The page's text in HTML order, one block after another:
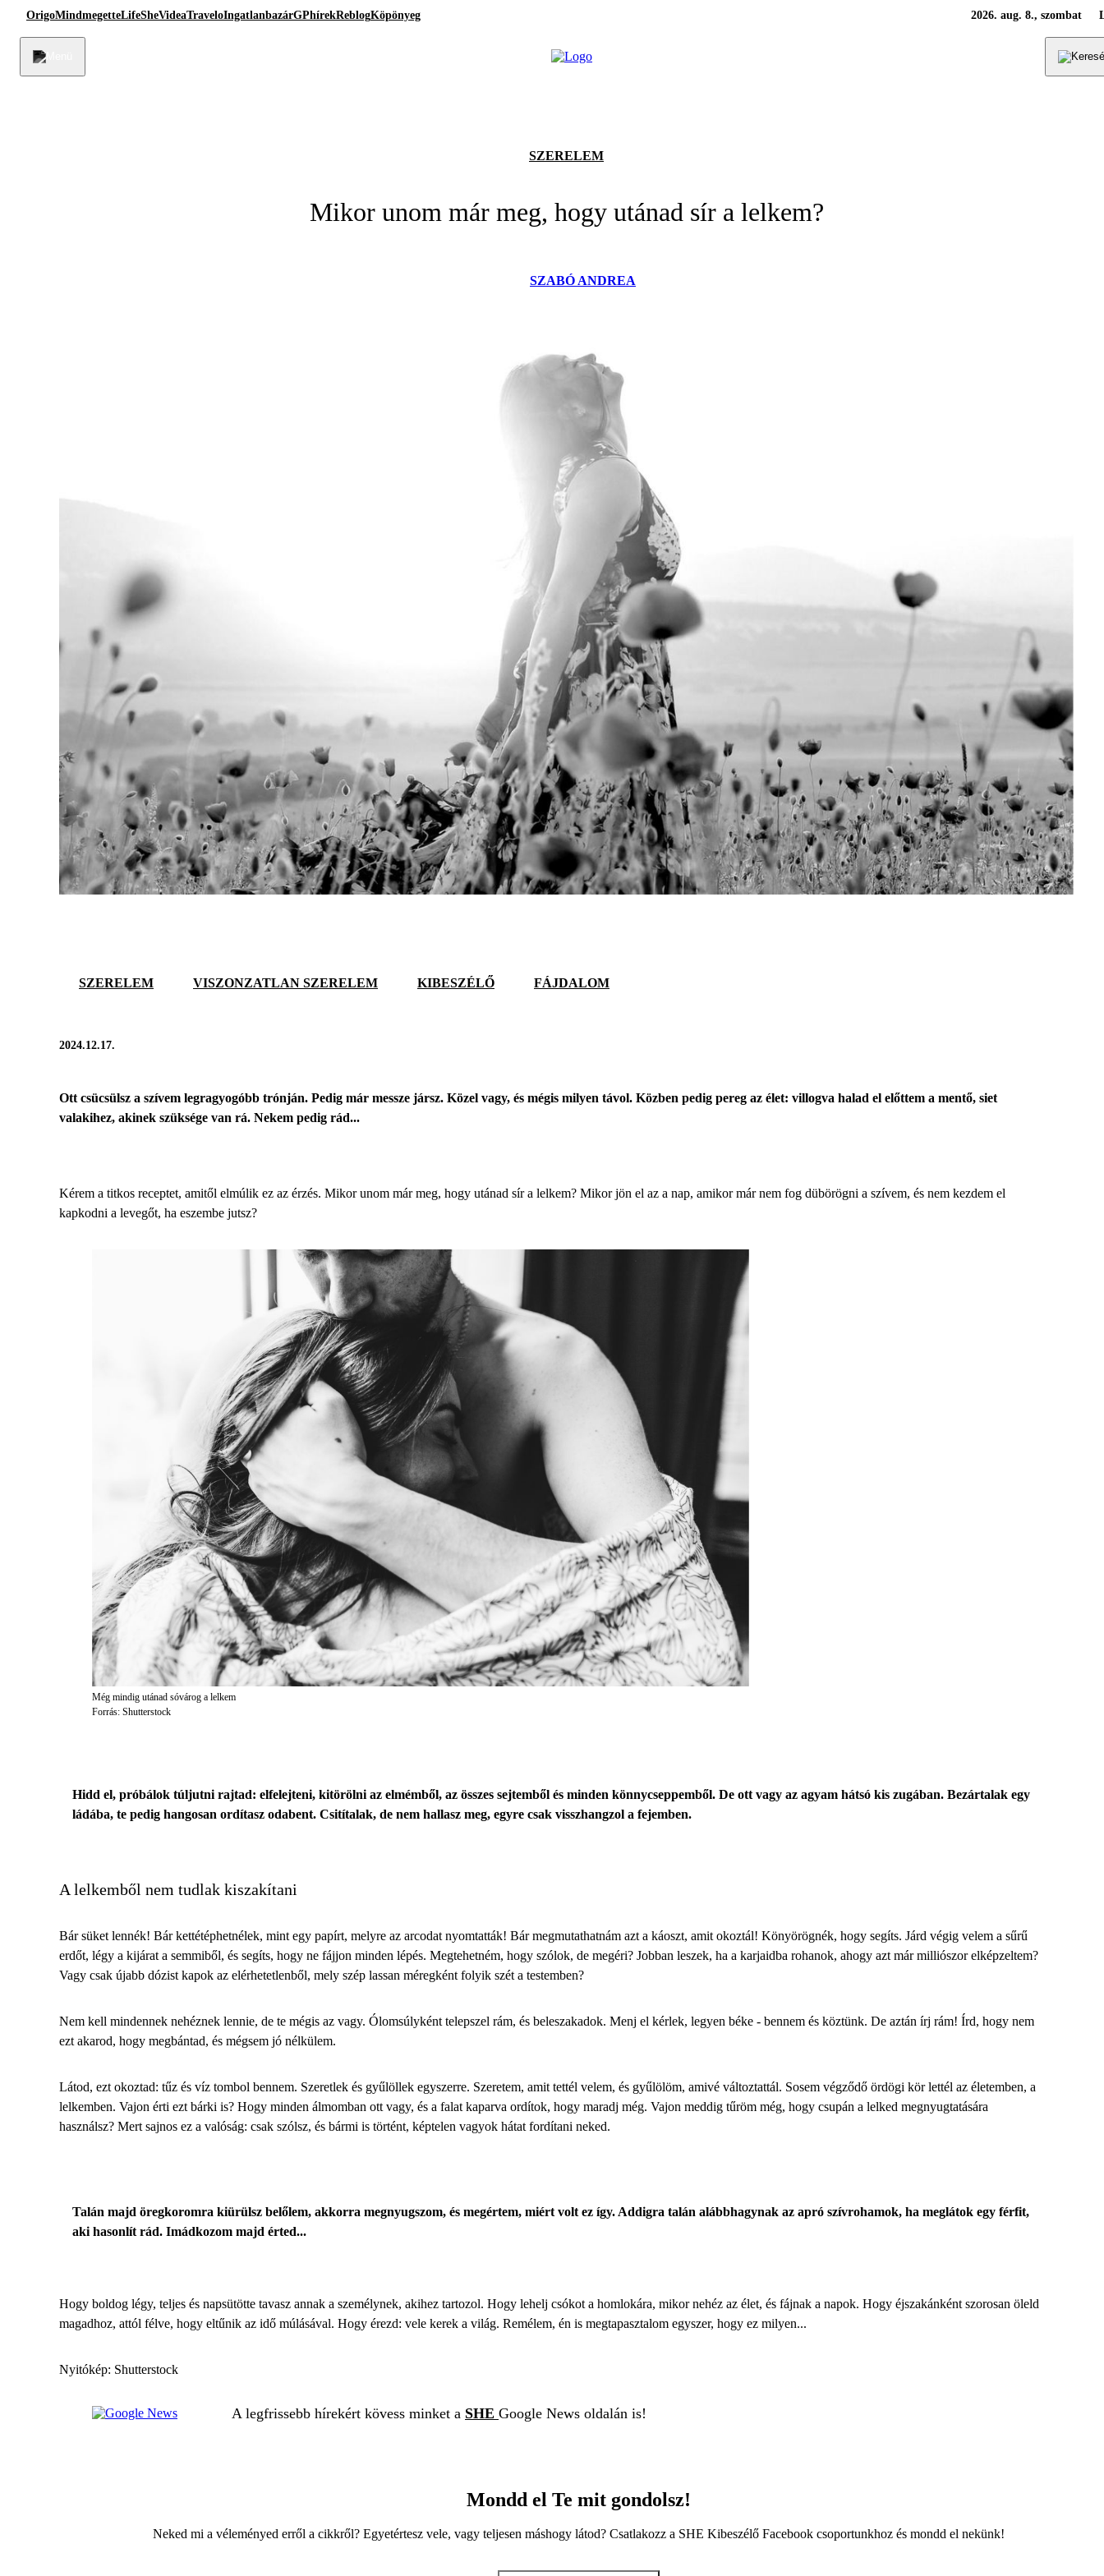
OrigoMindmegetteLifeSheVideaTraveloIngatlanbazárGPhírekReblogKöpönyeg 2026. aug. 8., szombat
SZERELEM
Mikor unom már meg, hogy utánad sír a lelkem?
SZABÓ ANDREA
SZERELEM VISZONZATLAN SZERELEM KIBESZÉLŐ FÁJDALOM
2024.12.17.
Ott csücsülsz a szívem legragyogóbb trónján. Pedig már messze jársz. Közel vagy, és mégis milyen távol. Közben pedig pereg az élet: villogva halad el előttem a mentő, siet
valakihez, akinek szüksége van rá. Nekem pedig rád...
Kérem a titkos receptet, amitől elmúlik ez az érzés. Mikor unom már meg, hogy utánad sír a lelkem? Mikor jön el az a nap, amikor már nem fog dübörögni a szívem, és nem kezdem el
kapkodni a levegőt, ha eszembe jutsz?
Még mindig utánad sóvárog a lelkem
Forrás: Shutterstock
Hidd el, próbálok túljutni rajtad: elfelejteni, kitörölni az elmémből, az összes sejtemből és minden könnycseppemből. De ott vagy az agyam hátsó kis zugában. Bezártalak egy
ládába, te pedig hangosan ordítasz odabent. Csitítalak, de nem hallasz meg, egyre csak visszhangzol a fejemben.
A lelkemből nem tudlak kiszakítani
Bár süket lennék! Bár kettétéphetnélek, mint egy papírt, melyre az arcodat nyomtatták! Bár megmutathatnám azt a káoszt, amit okoztál! Könyörögnék, hogy segíts. Járd végig velem a sűrű
erdőt, légy a kijárat a semmiből, és segíts, hogy ne fájjon minden lépés. Megtehetném, hogy szólok, de megéri? Jobban leszek, ha a karjaidba rohanok, ahogy azt már milliószor elképzeltem?
Vagy csak újabb dózist kapok az elérhetetlenből, mely szép lassan méregként folyik szét a testemben?
Nem kell mindennek nehéznek lennie, de te mégis az vagy. Ólomsúlyként telepszel rám, és beleszakadok. Menj el kérlek, legyen béke - bennem és köztünk. De aztán írj rám! Írd, hogy nem
ezt akarod, hogy megbántad, és mégsem jó nélkülem.
Látod, ezt okoztad: tűz és víz tombol bennem. Szeretlek és gyűlöllek egyszerre. Szeretem, amit tettél velem, és gyűlölöm, amivé változtattál. Sosem végződő ördögi kör lettél az életemben, a
lelkemben. Vajon érti ezt bárki is? Hogy minden álmomban ott vagy, és a falat kaparva ordítok, hogy maradj még. Vajon meddig tűröm még, hogy csupán a lelked megnyugtatására
használsz? Mert sajnos ez a valóság: csak szólsz, és bármi is történt, képtelen vagyok hátat fordítani neked.
Talán majd öregkoromra kiürülsz belőlem, akkorra megnyugszom, és megértem, miért volt ez így. Addigra talán alábbhagynak az apró szívrohamok, ha meglátok egy férfit,
aki hasonlít rád. Imádkozom majd érted...
Hogy boldog légy, teljes és napsütötte tavasz annak a személynek, akihez tartozol. Hogy lehelj csókot a homlokára, mikor nehéz az élet, és fájnak a napok. Hogy éjszakánként szorosan öleld
magadhoz, attól félve, hogy eltűnik az idő múlásával. Hogy érezd: vele kerek a világ. Remélem, én is megtapasztalom egyszer, hogy ez milyen...
Nyitókép: Shutterstock
A legfrissebb hírekért kövess minket a SHE Google News oldalán is!
Mondd el Te mit gondolsz!
Neked mi a véleményed erről a cikkről? Egyetértesz vele, vagy teljesen máshogy látod? Csatlakozz a SHE Kibeszélő Facebook csoportunkhoz és mondd el nekünk!